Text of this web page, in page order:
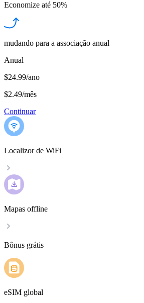
Economize até 50%
mudando para a associação anual
Anual
$24.99/ano
$2.49/mês
Continuar
Localizor de WiFi
Mapas offline
Bônus grátis
eSIM global